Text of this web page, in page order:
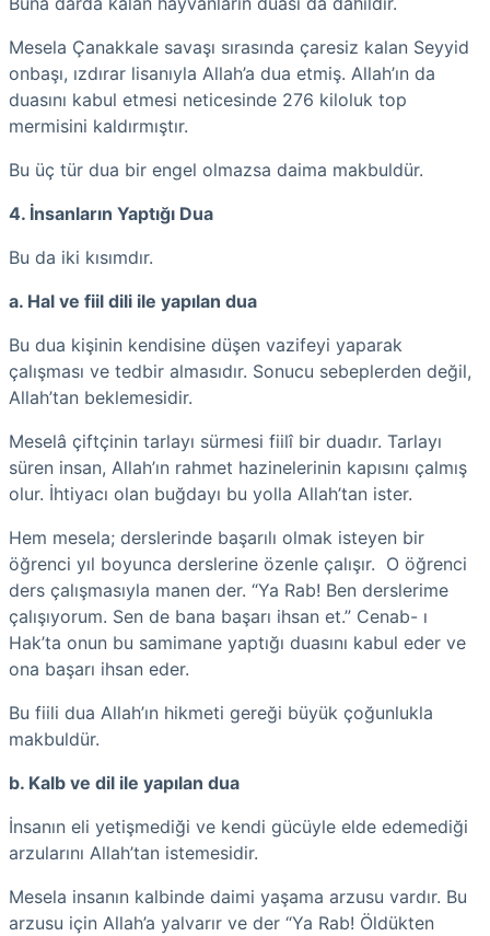
Mesela Çanakkale savaşı sırasında çaresiz kalan Seyyid
onbaşı, ızdırar lisanıyla Allah’a dua etmiş. Allah’ın da
duasını kabul etmesi neticesinde 276 kiloluk top
mermisini kaldırmıştır.
Bu üç tür dua bir engel olmazsa daima makbuldür.
4. İnsanların Yaptığı Dua
Bu da iki kısımdır.
a. Hal ve fiil dili ile yapılan dua
Bu dua kişinin kendisine düşen vazifeyi yaparak
çalışması ve tedbir almasıdır. Sonucu sebeplerden değil,
Allah’tan beklemesidir.
Meselâ çiftçinin tarlayı sürmesi fiilî bir duadır. Tarlayı
süren insan, Allah’ın rahmet hazinelerinin kapısını çalmış
olur. İhtiyacı olan buğdayı bu yolla Allah’tan ister.
Hem mesela; derslerinde başarılı olmak isteyen bir
öğrenci yıl boyunca derslerine özenle çalışır. O öğrenci
ders çalışmasıyla manen der. “Ya Rab! Ben derslerime
çalışıyorum. Sen de bana başarı ihsan et.” Cenab- ı
Hak’ta onun bu samimane yaptığı duasını kabul eder ve
ona başarı ihsan eder.
Bu fiili dua Allah’ın hikmeti gereği büyük çoğunlukla
makbuldür.
b. Kalb ve dil ile yapılan dua
İnsanın eli yetişmediği ve kendi gücüyle elde edemediği
arzularını Allah’tan istemesidir.
Mesela insanın kalbinde daimi yaşama arzusu vardır. Bu
arzusu için Allah’a yalvarır ve der “Ya Rab! Öldükten